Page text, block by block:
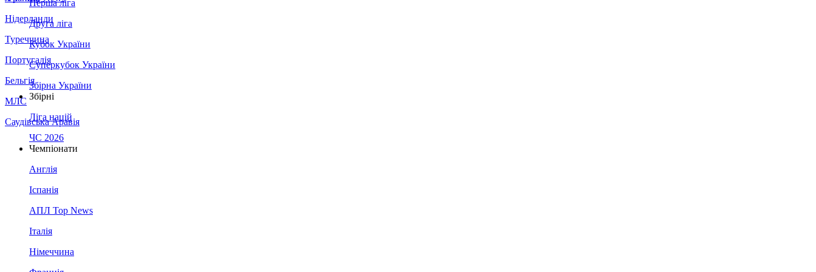
Нідерланди
Туреччина
Португалія
Бельгія
МЛС
Саудівська Аравія
Перша ліга
Друга ліга
Кубок України
Суперкубок України
Збірна України
Збірні
Ліга націй
ЧС 2026
Чемпіонати
Англія
Іспанія
АПЛ Top News
Італія
Німеччина